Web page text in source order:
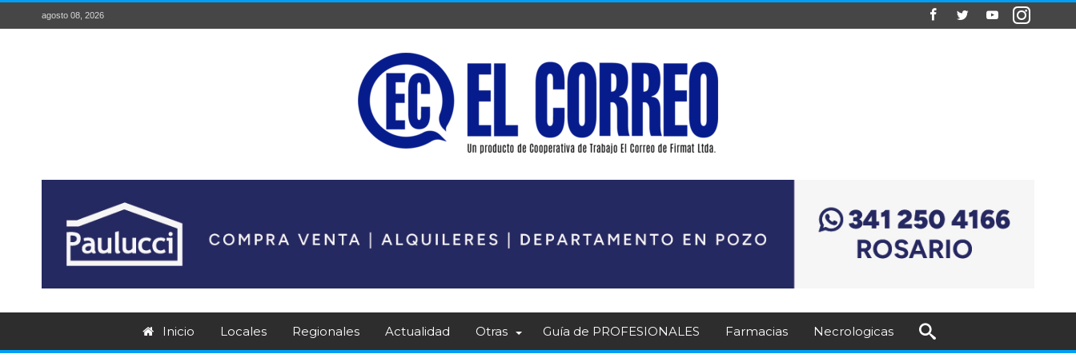
agosto 08, 2026
Inicio Locales Regionales Actualidad Otras Guía de PROFESIONALES Farmacias Necrologicas